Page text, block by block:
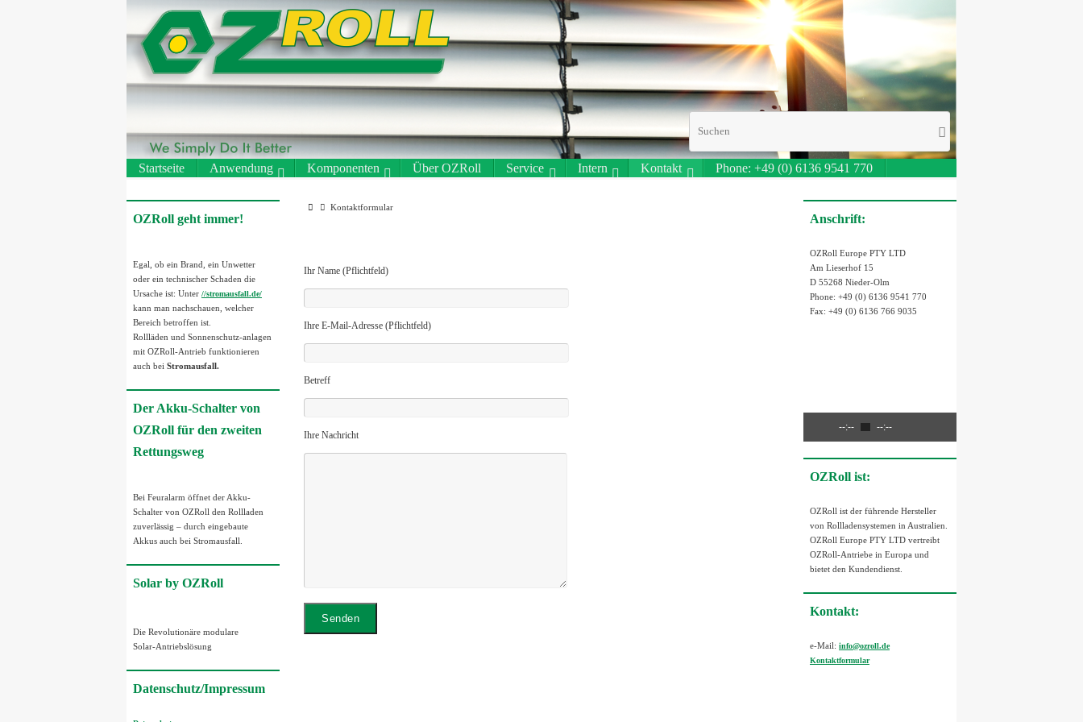
nach:
Suchen
Zum
Inhalt
springen
Startseite Anwendung Komponenten Über OZRoll Service Intern Kontakt Phone: +49 (0) 6136 9541 770
StartKontaktformular
Ihr Name (Pflichtfeld)
Ihre E-Mail-Adresse (Pflichtfeld)
Betreff
Ihre Nachricht
OZRoll geht immer!
Egal, ob ein Brand, ein Unwetter
oder ein technischer Schaden die
Ursache ist: Unter //stromausfall.de/
kann man nachschauen, welcher
Bereich betroffen ist.
Rollläden und Sonnenschutz-anlagen
mit OZRoll-Antrieb funktionieren
auch bei Stromausfall.
Der Akku-Schalter von
OZRoll für den zweiten
Rettungsweg
Bei Feuralarm öffnet der Akku-
Schalter von OZRoll den Rollladen
zuverlässig – durch eingebaute
Akkus auch bei Stromausfall.
Solar by OZRoll
Die Revolutionäre modulare
Solar-Antriebslösung
Datenschutz/Impressum
Anschrift:
OZRoll Europe PTY LTD
Am Lieserhof 15
D 55268 Nieder-Olm
Phone: +49 (0) 6136 9541 770
Fax: +49 (0) 6136 766 9035
--:-- --:--
OZRoll ist:
OZRoll ist der führende Hersteller
von Rollladensystemen in Australien.
OZRoll Europe PTY LTD vertreibt
OZRoll-Antriebe in Europa und
bietet den Kundendienst.
Kontakt:
e-Mail: info@ozroll.de
Kontaktformular